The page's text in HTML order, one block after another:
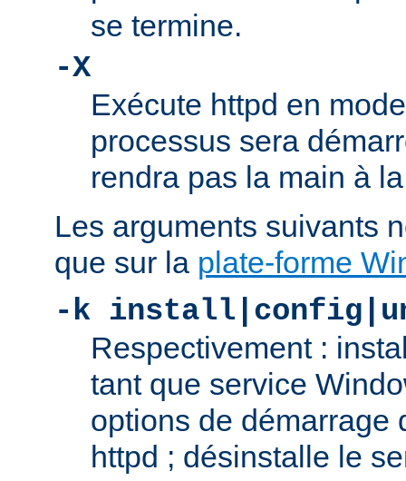
se termine.
-X
Exécute httpd en
processus sera
rendra pas la main à
Les arguments suivants
que sur la plate-forme
-k
Respectivement :
tant que service
options de démarrage
httpd ; désinstalle le